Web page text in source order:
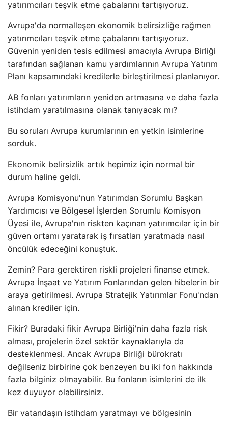
yatırımcıları teşvik etme çabalarını tartışıyoruz.
Avrupa'da normalleşen ekonomik belirsizliğe rağmen
yatırımcıları teşvik etme çabalarını tartışıyoruz.
Güvenin yeniden tesis edilmesi amacıyla Avrupa Birliği
tarafından sağlanan kamu yardımlarının Avrupa Yatırım
Planı kapsamındaki kredilerle birleştirilmesi planlanıyor.
AB fonları yatırımların yeniden artmasına ve daha fazla
istihdam yaratılmasına olanak tanıyacak mı?
Bu soruları Avrupa kurumlarının en yetkin isimlerine
sorduk.
Ekonomik belirsizlik artık hepimiz için normal bir
durum haline geldi.
Avrupa Komisyonu'nun Yatırımdan Sorumlu Başkan
Yardımcısı ve Bölgesel İşlerden Sorumlu Komisyon
Üyesi ile, Avrupa'nın riskten kaçınan yatırımcılar için bir
güven ortamı yaratarak iş fırsatları yaratmada nasıl
öncülük edeceğini konuştuk.
Zemin? Para gerektiren riskli projeleri finanse etmek.
Avrupa İnşaat ve Yatırım Fonlarından gelen hibelerin bir
araya getirilmesi. Avrupa Stratejik Yatırımlar Fonu'ndan
alınan krediler için.
Fikir? Buradaki fikir Avrupa Birliği'nin daha fazla risk
alması, projelerin özel sektör kaynaklarıyla da
desteklenmesi. Ancak Avrupa Birliği bürokratı
değilseniz birbirine çok benzeyen bu iki fon hakkında
fazla bilginiz olmayabilir. Bu fonların isimlerini de ilk
kez duyuyor olabilirsiniz.
Bir vatandaşın istihdam yaratmayı ve bölgesinin